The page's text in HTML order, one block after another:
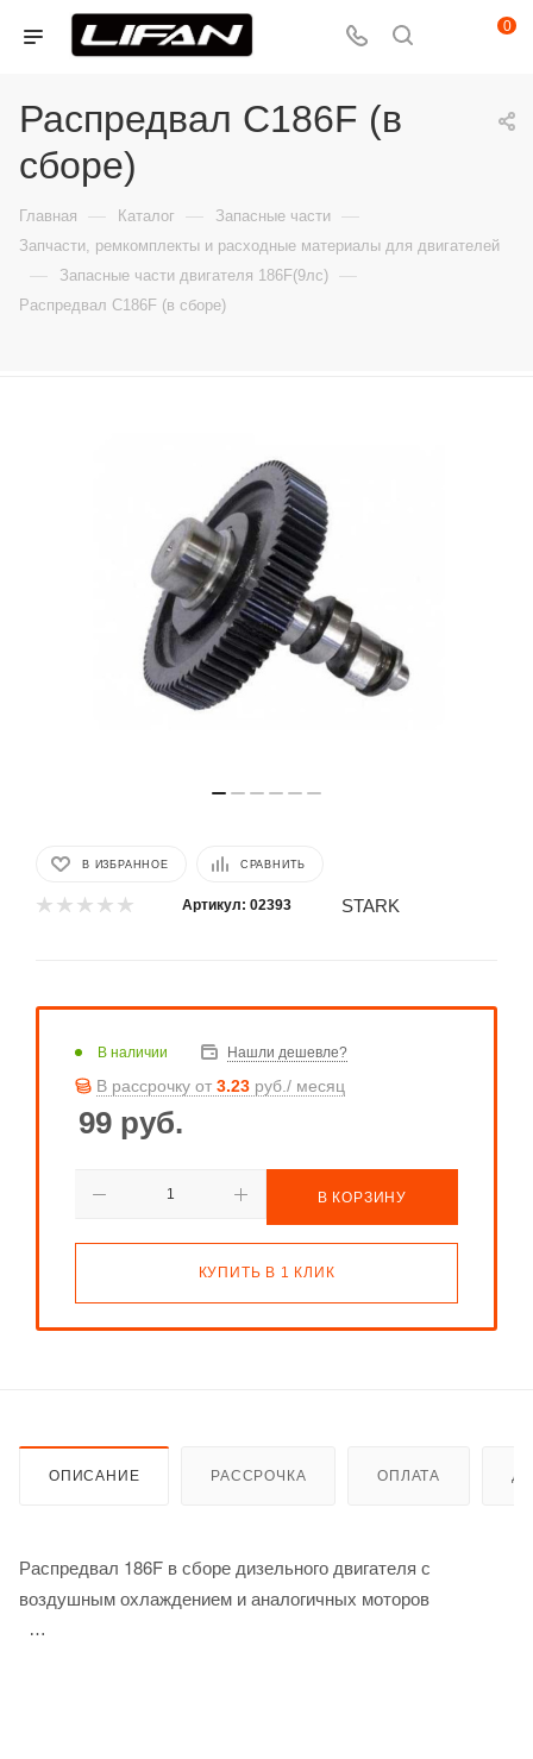
0
Распредвал C186F (в
сборе)
Главная — Каталог — Запасные части —
Запчасти, ремкомплекты и расходные материалы для двигателей
— Запасные части двигателя 186F(9лс) —
Распредвал C186F (в сборе)
В ИЗБРАННОЕ СРАВНИТЬ
Артикул: 02393 STARK
99 руб.
В наличии Нашли дешевле?
В рассрочку от 3.23 руб./ месяц
В КОРЗИНУ
КУПИТЬ В 1 КЛИК
ОПИСАНИЕ РАССРОЧКА ОПЛАТА
Распредвал 186F в сборе дизельного двигателя с
воздушным охлаждением и аналогичных моторов